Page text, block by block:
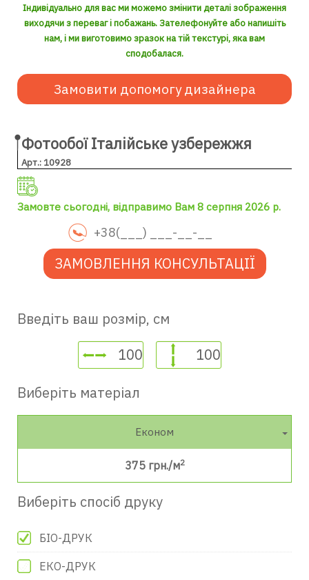
Індивідуально для вас ми можемо змінити деталі зображення
виходячи з переваг і побажань. Зателефонуйте або напишіть
нам, і ми виготовимо зразок на тій текстурі, яка вам
сподобалася.
Замовити допомогу дизайнера
Фотообої Італійське узбережжя
Арт.: 10928
Замовте сьогодні, відправимо Вам 8 серпня 2026 р.
ЗАМОВЛЕННЯ КОНСУЛЬТАЦІЇ
Введіть ваш розмір, см
Виберіть матеріал
Економ
375 грн./м2
Виберіть спосіб друку
БІО-ДРУК
ЕКО-ДРУК